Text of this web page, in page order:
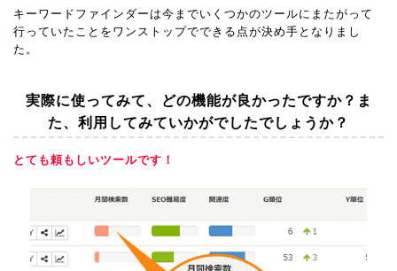
キーワードファインダーは今までいくつかのツールにまたがって
行っていたことをワンストップでできる点が決め手となりまし
た。
実際に使ってみて、どの機能が良かったですか？ま
た、利用してみていかがでしたでしょうか？
とても頼もしいツールです！